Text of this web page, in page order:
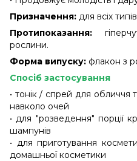
Призначення: для всіх
Протипоказання:
рослини.
Форма випуску: флакон з
Спосіб застосування
• тонік / спрей для обличчя
навколо очей
• для "розведення" порції
шампунів
• для приготування
домашньої косметики